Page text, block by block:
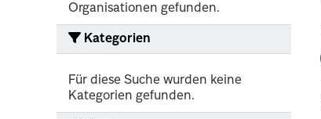
Organisationen gefunden.
Kategorien
Für diese Suche wurden keine
Kategorien gefunden.